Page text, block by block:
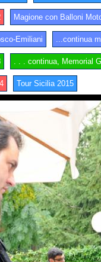
Magione con Balloni
Emiliani ...continua
. . . continua, Memorial
Tour Sicilia 2015